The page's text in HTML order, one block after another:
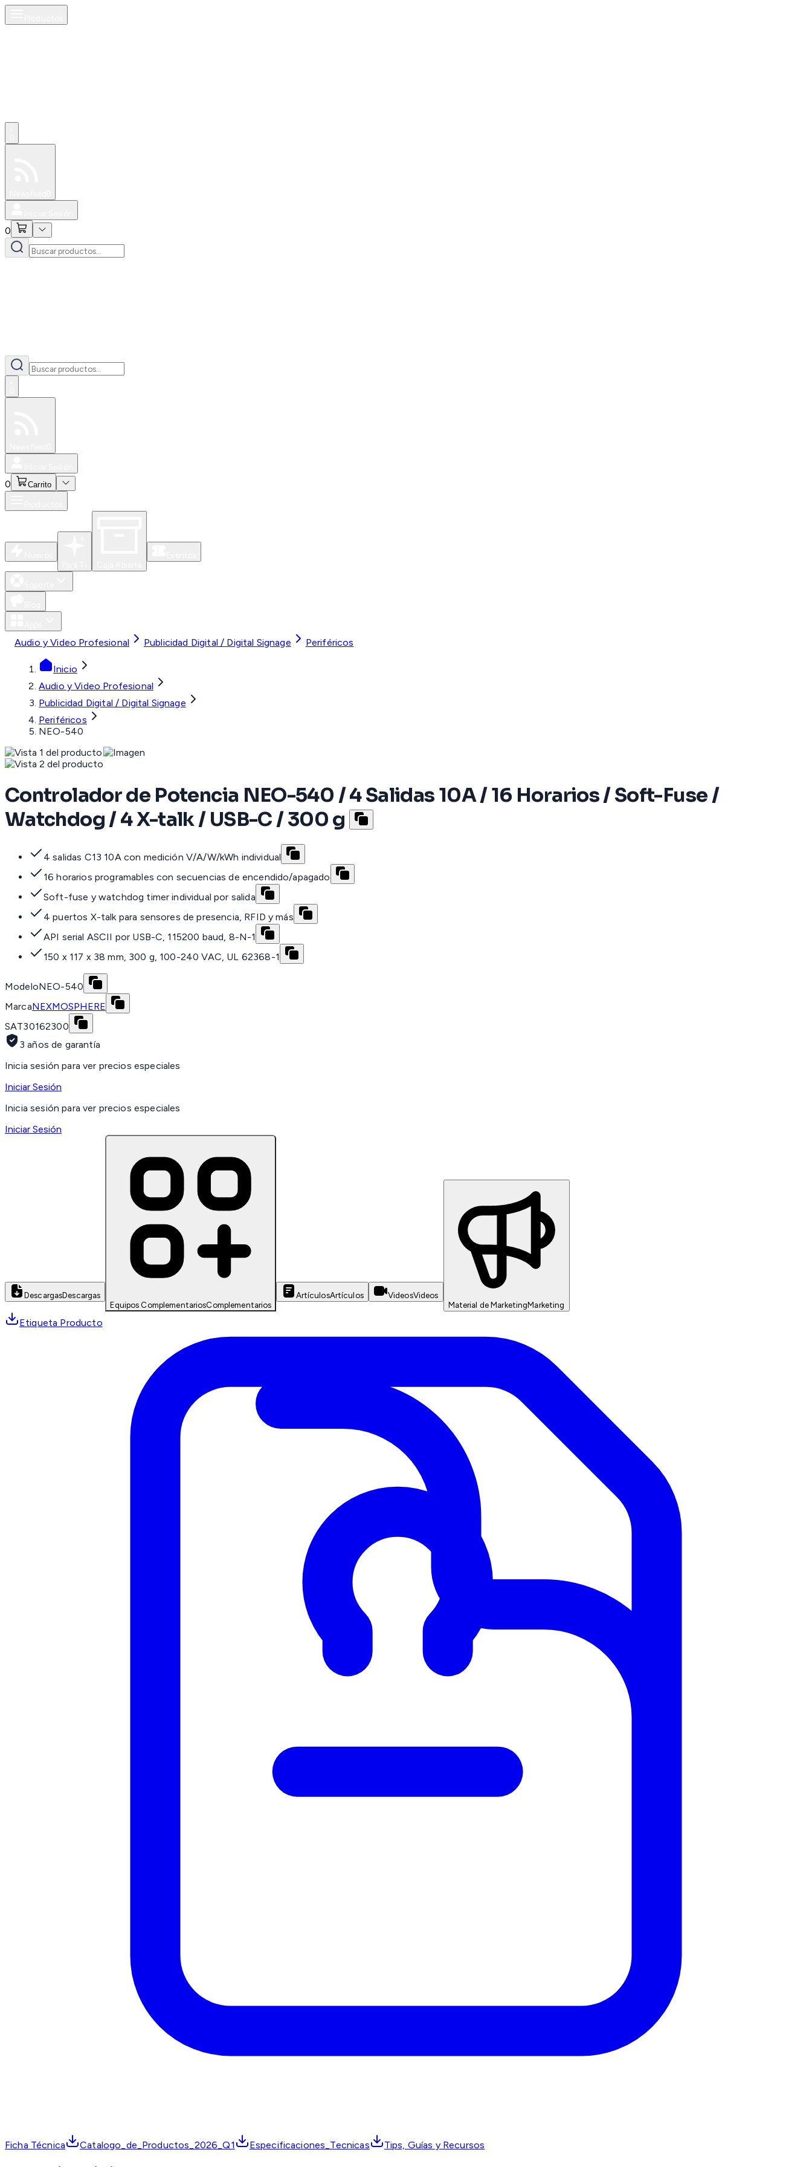
0
0 Carrito
Audio y Video Profesional Publicidad Digital / Digital Signage Periféricos
Inicio
Audio y Video Profesional
Publicidad Digital / Digital Signage
Periféricos
NEO-540
Controlador de Potencia NEO-540 / 4 Salidas 10A / 16 Horarios / Soft-Fuse /
Watchdog / 4 X-talk / USB-C / 300 g
4 salidas C13 10A con medición V/A/W/kWh individual
16 horarios programables con secuencias de encendido/apagado
Soft-fuse y watchdog timer individual por salida
4 puertos X-talk para sensores de presencia, RFID y más
API serial ASCII por USB-C, 115200 baud, 8-N-1
150 x 117 x 38 mm, 300 g, 100-240 VAC, UL 62368-1
ModeloNEO-540
MarcaNEXMOSPHERE
SAT30162300
3 años de garantía
Inicia sesión para ver precios especiales
Iniciar Sesión
Inicia sesión para ver precios especiales
Iniciar Sesión
DescargasDescargas
Equipos ComplementariosComplementarios
ArtículosArtículos VideosVideos
Material de MarketingMarketing
Etiqueta Producto
Ficha Técnica Catalogo_de_Productos_2026_Q1 Especificaciones_Tecnicas Tips, Guías y Recursos